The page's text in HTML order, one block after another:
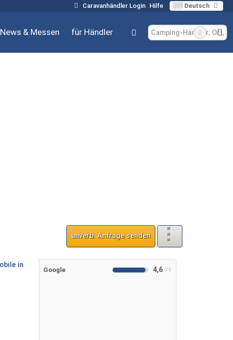
Caravanhändler Login Hilfe Deutsch
News & Messen für Händler
unverb. Anfrage senden
Google 4,6